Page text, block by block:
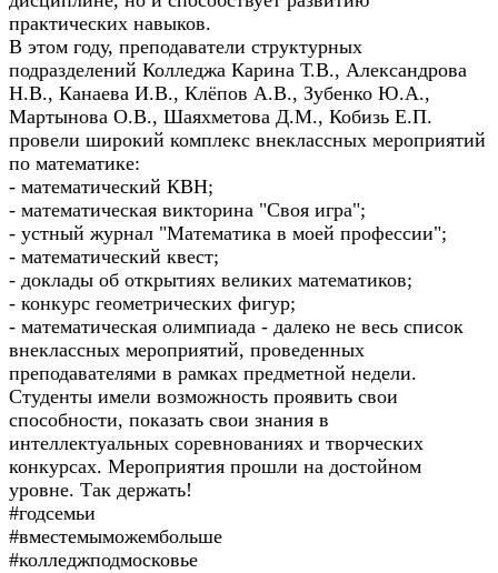
практических навыков.
В этом году, преподаватели структурных
подразделений Колледжа Карина Т.В., Александрова
Н.В., Канаева И.В., Клёпов А.В., Зубенко Ю.А.,
Мартынова О.В., Шаяхметова Д.М., Кобизь Е.П.
провели широкий комплекс внеклассных мероприятий
по математике:
- математический КВН;
- математическая викторина "Своя игра";
- устный журнал "Математика в моей профессии";
- математический квест;
- доклады об открытиях великих математиков;
- конкурс геометрических фигур;
- математическая олимпиада - далеко не весь список
внеклассных мероприятий, проведенных
преподавателями в рамках предметной недели.
Студенты имели возможность проявить свои
способности, показать свои знания в
интеллектуальных соревнованиях и творческих
конкурсах. Мероприятия прошли на достойном
уровне. Так держать!
#годсемьи
#вместемыможембольше
#колледжподмосковье